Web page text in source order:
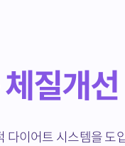
체질개
다이어트 시스템을 도